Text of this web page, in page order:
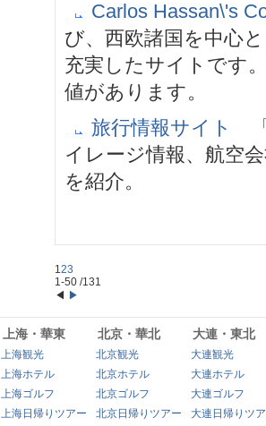
Carlos Hassan\'s
び、西欧諸国を中心
充実したサイトです
値があります。
旅行情報サイト
イレージ情報、航空
を紹介。
123
1-50 /131
◀ ▶
上海・華東 北京・華北 大連・東北
上海観光 北京観光
大連観光
上海ホテル 北京ホテル
大連ホテル
上海ゴルフ 北京ゴルフ
大連ゴルフ
上海日帰りツアー 北京日帰りツアー
大連日帰りツ